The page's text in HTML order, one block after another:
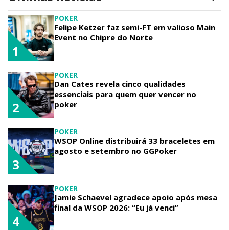
POKER
Felipe Ketzer faz semi-FT em valioso Main
Event no Chipre do Norte
1
POKER
Dan Cates revela cinco qualidades
essenciais para quem quer vencer no
poker
2
POKER
WSOP Online distribuirá 33 braceletes em
agosto e setembro no GGPoker
3
POKER
Jamie Schaevel agradece apoio após mesa
final da WSOP 2026: “Eu já venci”
4